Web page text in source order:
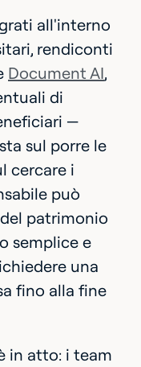
all'interno
rendiconti
Document AI,
di
—
sul porre le
cercare i
può
patrimonio
semplice e
una
fino alla fine
in atto: i team